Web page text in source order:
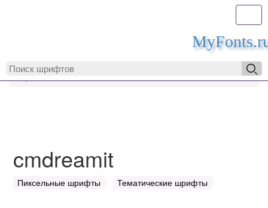
MyFonts.ru
cmdreamit
Пиксельные шрифты Тематические шрифты